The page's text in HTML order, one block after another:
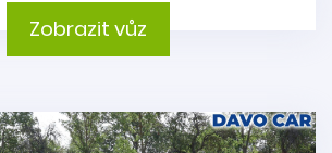
Zobrazit vůz